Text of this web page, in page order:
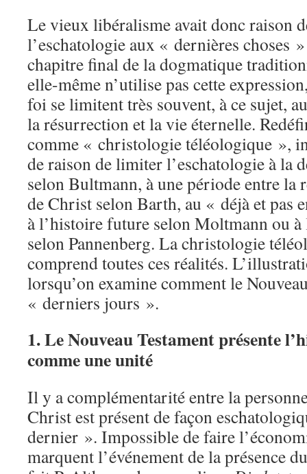
Le vieux libéralisme avait donc raison
l’eschatologie aux « dernières choses
chapitre final de la dogmatique
elle-même n’utilise pas cette
foi se limitent très souvent, à ce sujet,
la résurrection et la vie éternelle.
comme « christologie téléologique »,
de raison de limiter l’eschatologie à la
selon Bultmann, à une période entre la
de Christ selon Barth, au « déjà et pas
à l’histoire future selon Moltmann ou
selon Pannenberg. La christologie
comprend toutes ces réalités.
lorsqu’on examine comment le
« derniers jours ».
1. Le Nouveau Testament présente
comme une unité
Il y a complémentarité entre la
Christ est présent de façon
dernier ». Impossible de faire
marquent l’événement de la présence